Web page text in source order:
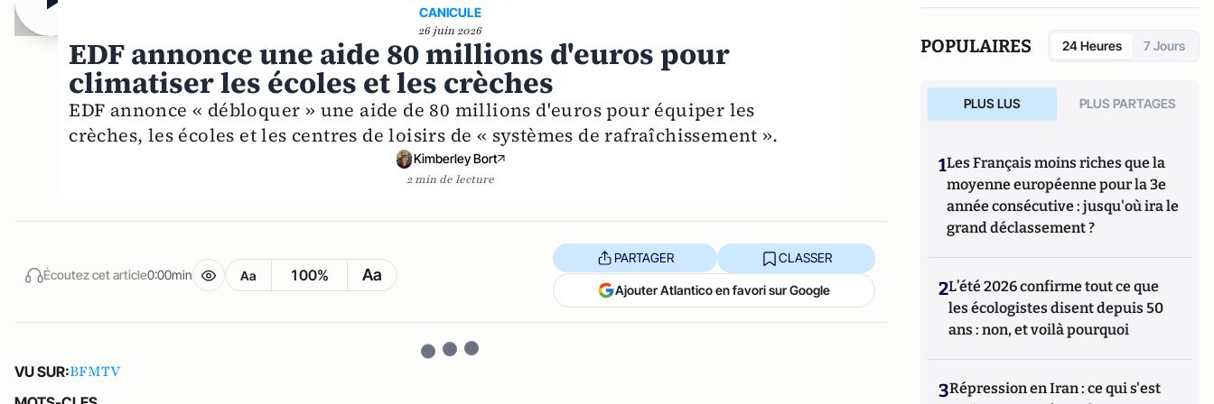
CANICULE
26 juin 2026
EDF annonce une aide 80 millions d'euros pour
climatiser les écoles et les crèches
EDF annonce « débloquer » une aide de 80 millions d'euros pour équiper les
crèches, les écoles et les centres de loisirs de « systèmes de rafraîchissement ».
Kimberley Bort
2 min de lecture
Écoutez cet article0:00min Aa 100% Aa
PARTAGER CLASSER
Ajouter Atlantico en favori sur Google
VU SUR:BFMTV
POPULAIRES 24 Heures 7 Jours
PLUS LUS PLUS PARTAGES
1Les Français moins riches que la
moyenne européenne pour la 3e
année consécutive : jusqu'où ira le
grand déclassement ?
2L’été 2026 confirme tout ce que
les écologistes disent depuis 50
ans : non, et voilà pourquoi
3Répression en Iran : ce qui s'est